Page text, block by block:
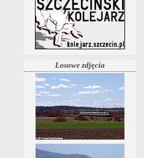
Losowe zdjęcia